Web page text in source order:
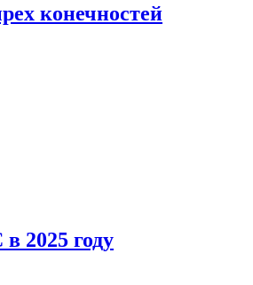
конечностей
2025 году